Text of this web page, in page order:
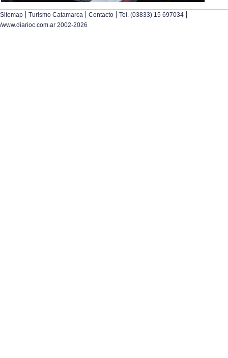
Sitemap | Turismo Catamarca | Contacto | Tel. (03833) 15 697034 |
/www.diarioc.com.ar 2002-2026